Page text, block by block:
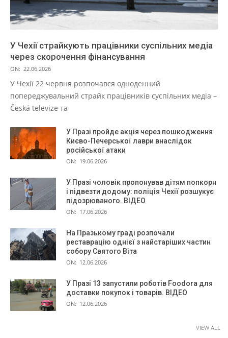
У Чехії страйкують працівники суспільних медіа
через скорочення фінансування
ON: 22.06.2026
У Чехії 22 червня розпочався одноденний
попереджувальний страйк працівників суспільних медіа –
Česká televize та
У Празі пройде акція через пошкодження
Києво-Печерської лаври внаслідок
російської атаки
ON: 19.06.2026
У Празі чоловік пропонував дітям попкорн
і підвезти додому: поліція Чехії розшукує
підозрюваного. ВІДЕО
ON: 17.06.2026
На Празькому граді розпочали
реставрацію однієї з найстаріших частин
собору Святого Віта
ON: 12.06.2026
У Празі 13 запустили роботів Foodora для
доставки покупок і товарів. ВІДЕО
ON: 12.06.2026
VIEW ALL